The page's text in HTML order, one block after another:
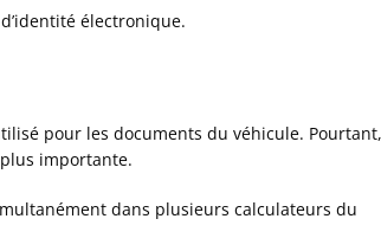
électronique.
pour les documents du véhicule. Pourtant,
importante.
dans plusieurs calculateurs du